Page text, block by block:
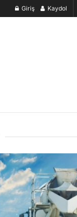
Giriş Kaydol